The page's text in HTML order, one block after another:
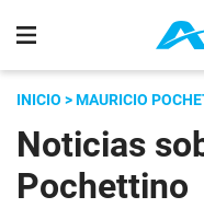
INICIO > MAURICIO
Noticias
Pochettino